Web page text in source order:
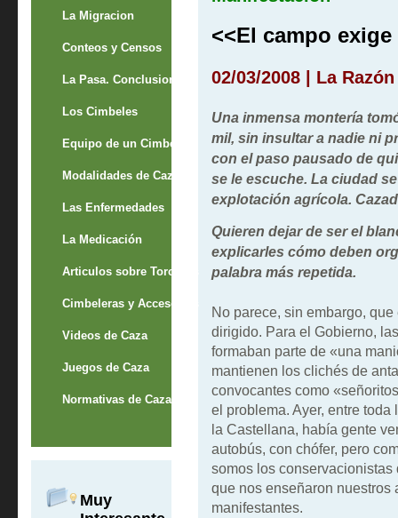
La Migracion
Conteos y Censos
La Pasa. Conclusion
Los Cimbeles
Equipo de un Cimbelero
Modalidades de Caza
Las Enfermedades
La Medicación
Articulos sobre Torcaces
Cimbeleras y Accesorios
Videos de Caza
Juegos de Caza
Normativas de Caza
Muy
<<El campo
02/03/2008 | La
Una inmensa montería
mil, sin insultar a nadie ni
con el paso pausado de
se le escuche. La ciudad
explotación agrícola.
Quieren dejar de ser el
explicarles cómo deben
palabra más repetida.
No parece, sin embargo,
dirigido. Para el Gobierno,
formaban parte de «una
mantienen los clichés de
convocantes como
el problema. Ayer, entre
la Castellana, había gente
autobús, con chófer, pero
somos los
que nos enseñaron
manifestantes.